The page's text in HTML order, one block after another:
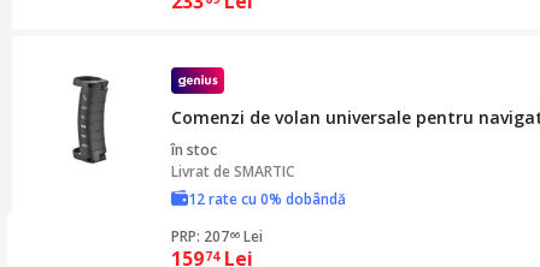
Comenzi de volan universale pentru
în stoc
Livrat deSMARTIC
12 rate cu 0% dobândă
PRP: 20766 Lei
15974 Lei